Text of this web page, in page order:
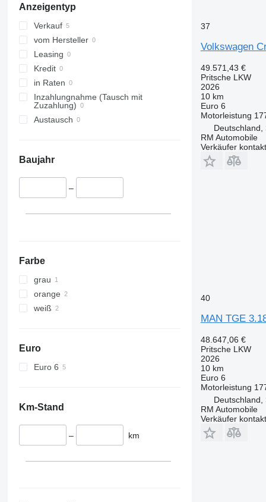
Anzeigentyp
Verkauf
vom Hersteller
Leasing
Kredit
in Raten
Inzahlungnahme (Tausch mit
Zuzahlung)
Austausch
Baujahr
–
Farbe
grau
orange
weiß
Euro
Euro 6
Km-Stand
– km
37
Volkswagen
49.571,43 €
Pritsche LKW
2026
10 km
Euro 6
Motorleistung
Deutschland,
RM Automobile
Verkäufer
40
MAN TGE
48.647,06 €
Pritsche LKW
2026
10 km
Euro 6
Motorleistung
Deutschland,
RM Automobile
Verkäufer